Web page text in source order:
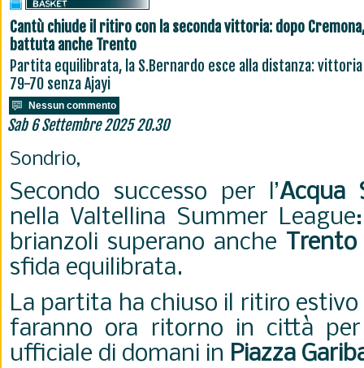
Cantù chiude il ritiro con la seconda vittoria: dopo Cremona,
battuta anche Trento
Partita equilibrata, la S.Bernardo esce alla distanza:
79-70 senza Ajayi
Nessun commento
Sab 6 Settembre 2025 20.30
Sondrio,
Secondo successo per l’Acqua
nella Valtellina Summer
brianzoli superano anche
Trento
sfida equilibrata.
La partita ha chiuso il ritiro
faranno ora ritorno in città per
ufficiale di domani in Piazza